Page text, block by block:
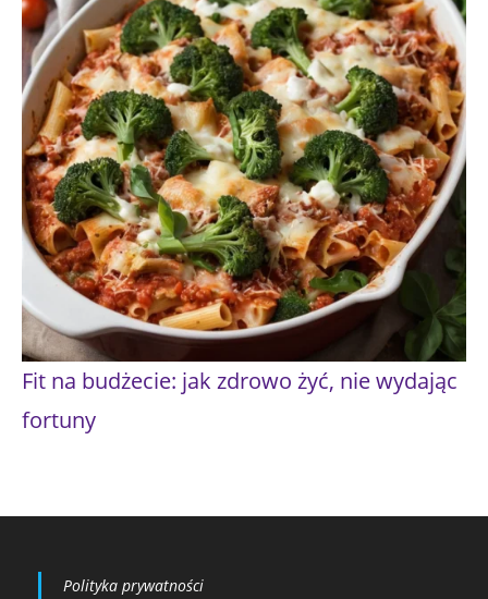
Fit na budżecie: jak zdrowo żyć, nie wydając
fortuny
Polityka prywatności